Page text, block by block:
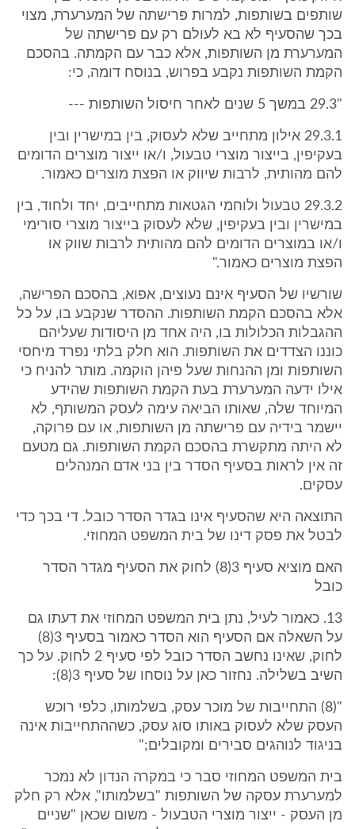
שותפים בשותפות, למרות פרישתה של המערערת, מצוי
בכך שהסעיף לא בא לעולם רק עם פרישתה של
המערערת מן השותפות, אלא כבר עם הקמתה. בהסכם
הקמת השותפות נקבע בפרוש, בנוסח דומה, כי:
"29.3 במשך 5 שנים לאחר חיסול השותפות ---
29.3.1 אילון מתחייב שלא לעסוק, בין במישרין ובין
בעקיפין, בייצור מוצרי טבעול, ו/או ייצור מוצרים הדומים
להם מהותית, לרבות שיווק או הפצת מוצרים כאמור.
29.3.2 טבעול ולוחמי הגטאות מתחייבים, יחד ולחוד, בין
במישרין ובין בעקיפין, שלא לעסוק בייצור מוצרי סורימי
ו/או במוצרים הדומים להם מהותית לרבות שווק או
הפצת מוצרים כאמור."
שורשיו של הסעיף אינם נעוצים, אפוא, בהסכם הפרישה,
אלא בהסכם הקמת השותפות. ההסדר שנקבע בו, על כל
ההגבלות הכלולות בו, היה אחד מן היסודות שעליהם
כוננו הצדדים את השותפות. הוא חלק בלתי נפרד מיחסי
השותפות ומן ההנחות שעל פיהן הוקמה. מותר להניח כי
אילו ידעה המערערת בעת הקמת השותפות שהידע
המיוחד שלה, שאותו הביאה עימה לעסק המשותף, לא
יישמר בידיה עם פרישתה מן השותפות, או עם פרוקה,
לא היתה מתקשרת בהסכם הקמת השותפות. גם מטעם
זה אין לראות בסעיף הסדר בין בני אדם המנהלים
עסקים.
התוצאה היא שהסעיף אינו בגדר הסדר כובל. די בכך כדי
לבטל את פסק דינו של בית המשפט המחוזי.
האם מוציא סעיף 3(8) לחוק את הסעיף מגדר הסדר
כובל
13. כאמור לעיל, נתן בית המשפט המחוזי את דעתו גם
על השאלה אם הסעיף הוא הסדר כאמור בסעיף 3(8)
לחוק, שאינו נחשב הסדר כובל לפי סעיף 2 לחוק. על כך
השיב בשלילה. נחזור כאן על נוסחו של סעיף 3(8):
"(8) התחייבות של מוכר עסק, בשלמותו, כלפי רוכש
העסק שלא לעסוק באותו סוג עסק, כשההתחייבות אינה
בניגוד לנוהגים סבירים ומקובלים;"
בית המשפט המחוזי סבר כי במקרה הנדון לא נמכר
למערערת עסקה של השותפות "בשלמותו", אלא רק חלק
מן העסק - ייצור מוצרי הטבעול - משום שכאן "שניים